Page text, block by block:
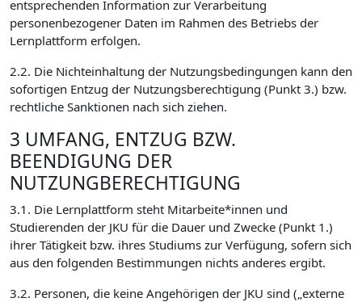
entsprechenden Information zur Verarbeitung
personenbezogener Daten im Rahmen des Betriebs der
Lernplattform erfolgen.
2.2. Die Nichteinhaltung der Nutzungsbedingungen kann den
sofortigen Entzug der Nutzungsberechtigung (Punkt 3.) bzw.
rechtliche Sanktionen nach sich ziehen.
3 UMFANG, ENTZUG BZW.
BEENDIGUNG DER
NUTZUNGBERECHTIGUNG
3.1. Die Lernplattform steht Mitarbeite*innen und
Studierenden der JKU für die Dauer und Zwecke (Punkt 1.)
ihrer Tätigkeit bzw. ihres Studiums zur Verfügung, sofern sich
aus den folgenden Bestimmungen nichts anderes ergibt.
3.2. Personen, die keine Angehörigen der JKU sind („externe